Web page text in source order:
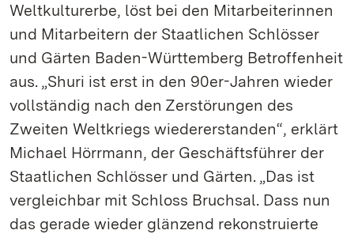
Weltkulturerbe, löst bei den Mitarbeiterinnen
und Mitarbeitern der Staatlichen Schlösser
und Gärten Baden-Württemberg Betroffenheit
aus. „Shuri ist erst in den 90er-Jahren wieder
vollständig nach den Zerstörungen des
Zweiten Weltkriegs wiedererstanden“, erklärt
Michael Hörrmann, der Geschäftsführer der
Staatlichen Schlösser und Gärten. „Das ist
vergleichbar mit Schloss Bruchsal. Dass nun
das gerade wieder glänzend rekonstruierte